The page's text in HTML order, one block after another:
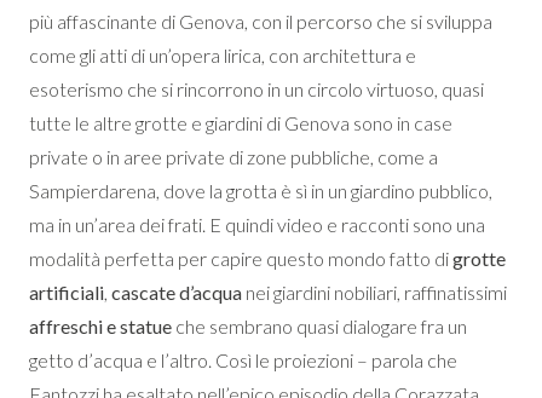
più affascinante di Genova, con il percorso che si sviluppa
come gli atti di un’opera lirica, con architettura e
esoterismo che si rincorrono in un circolo virtuoso, quasi
tutte le altre grotte e giardini di Genova sono in case
private o in aree private di zone pubbliche, come a
Sampierdarena, dove la grotta è sì in un giardino pubblico,
ma in un’area dei frati. E quindi video e racconti sono una
modalità perfetta per capire questo mondo fatto digrotte
artificiali cascate d’acqua nei giardini nobiliari, raffinatissimi
affreschi e statue che sembrano quasi dialogare fra un
getto d’acqua e l’altro. Così le proiezioni – parola che